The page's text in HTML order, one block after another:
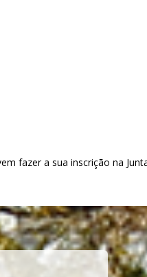
fazer a sua inscrição na